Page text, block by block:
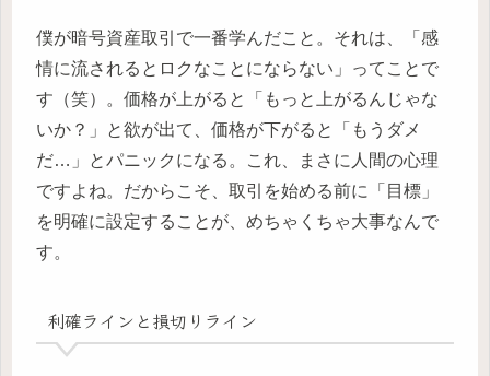
僕が暗号資産取引で一番学んだこと。それは、「感
情に流されるとロクなことにならない」ってことで
す（笑）。価格が上がると「もっと上がるんじゃな
いか？」と欲が出て、価格が下がると「もうダメ
だ…」とパニックになる。これ、まさに人間の心理
ですよね。だからこそ、取引を始める前に「目標」
を明確に設定することが、めちゃくちゃ大事なんで
す。
利確ラインと損切りライン